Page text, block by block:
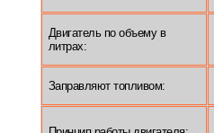
Двигатель по объему в
литрах:
Заправляют топливом: